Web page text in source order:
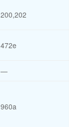
200,202
472e
—
960a